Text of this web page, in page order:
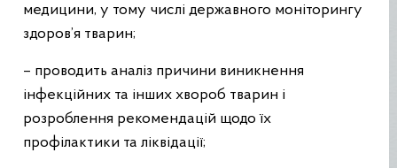
медицини, у тому числі державного моніторингу
здоров’я тварин;
– проводить аналіз причини виникнення
інфекційних та інших хвороб тварин і
розроблення рекомендацій щодо їх
профілактики та ліквідації;